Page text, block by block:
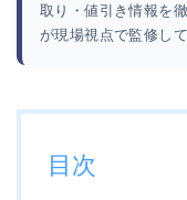
取り・値引き情報を
が現場視点で監修し
目次